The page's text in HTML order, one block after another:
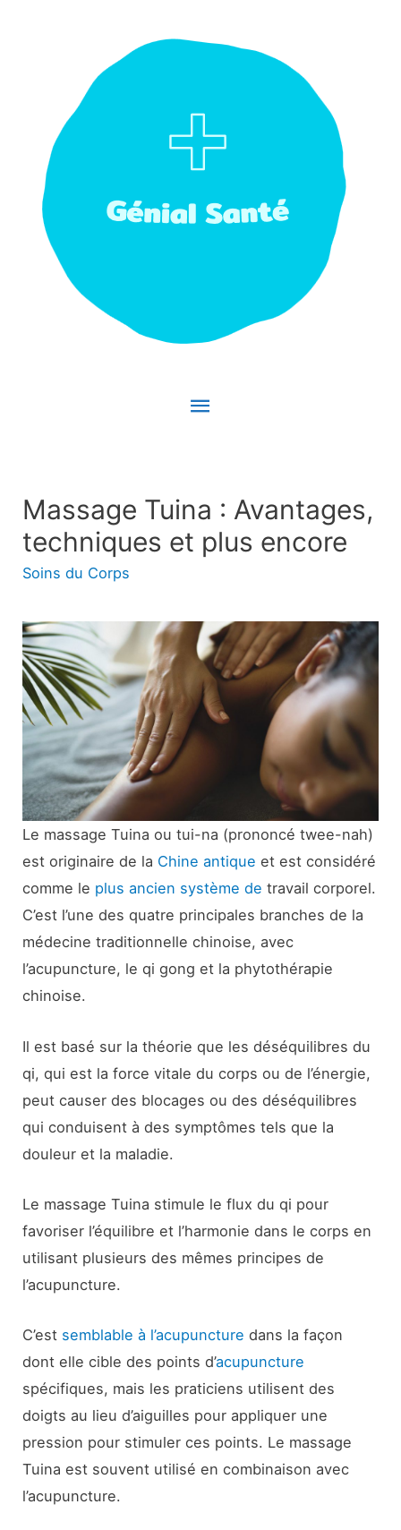
Menu
Massage Tuina : Avantages,
techniques et plus encore
Soins du Corps
Le massage Tuina ou tui-na (prononcé twee-nah)
est originaire de la Chine antique et est considéré
comme le plus ancien système de travail corporel.
C’est l’une des quatre principales branches de la
médecine traditionnelle chinoise, avec
l’acupuncture, le qi gong et la phytothérapie
chinoise.
Il est basé sur la théorie que les déséquilibres du
qi, qui est la force vitale du corps ou de l’énergie,
peut causer des blocages ou des déséquilibres
qui conduisent à des symptômes tels que la
douleur et la maladie.
Le massage Tuina stimule le flux du qi pour
favoriser l’équilibre et l’harmonie dans le corps en
utilisant plusieurs des mêmes principes de
l’acupuncture.
C’est semblable à l’acupuncture dans la façon
dont elle cible des points d’acupuncture
spécifiques, mais les praticiens utilisent des
doigts au lieu d’aiguilles pour appliquer une
pression pour stimuler ces points. Le massage
Tuina est souvent utilisé en combinaison avec
l’acupuncture.